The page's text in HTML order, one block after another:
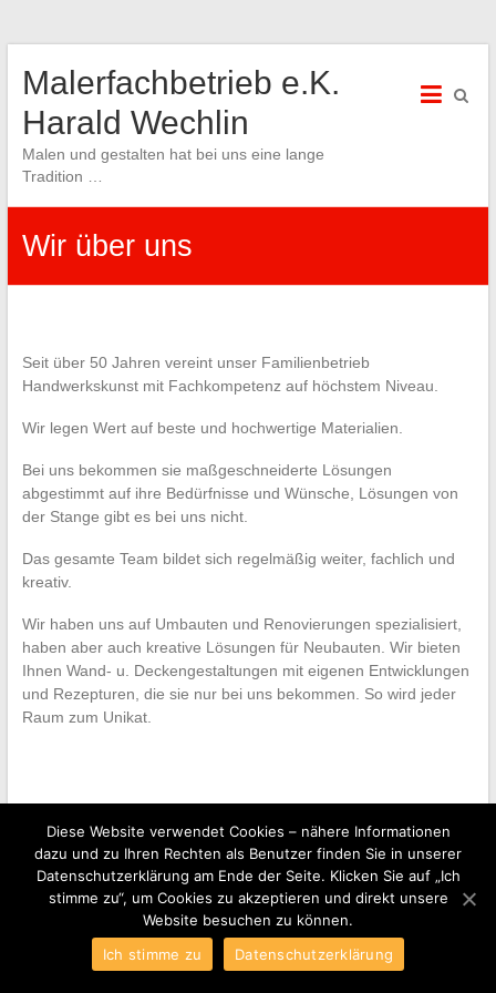
Malerfachbetrieb e.K.
Harald Wechlin
Malen und gestalten hat bei uns eine lange
Tradition …
Wir über uns
Seit über 50 Jahren vereint unser Familienbetrieb
Handwerkskunst mit Fachkompetenz auf höchstem Niveau.
Wir legen Wert auf beste und hochwertige Materialien.
Bei uns bekommen sie maßgeschneiderte Lösungen
abgestimmt auf ihre Bedürfnisse und Wünsche, Lösungen von
der Stange gibt es bei uns nicht.
Das gesamte Team bildet sich regelmäßig weiter, fachlich und
kreativ.
Wir haben uns auf Umbauten und Renovierungen spezialisiert,
haben aber auch kreative Lösungen für Neubauten. Wir bieten
Ihnen Wand- u. Deckengestaltungen mit eigenen Entwicklungen
und Rezepturen, die sie nur bei uns bekommen. So wird jeder
Raum zum Unikat.
Copyright © 2026 Malerfachbetrieb e.K. Harald Wechlin
. Bereitgestellt
WordPress . Theme: Esteem von ThemeGrill
Diese Website verwendet Cookies – nähere Informationen
dazu und zu Ihren Rechten als Benutzer finden Sie in unserer
Datenschutzerklärung am Ende der Seite. Klicken Sie auf „Ich
stimme zu“, um Cookies zu akzeptieren und direkt unsere
Website besuchen zu können.
Ich stimme zu
Datenschutzerklärung